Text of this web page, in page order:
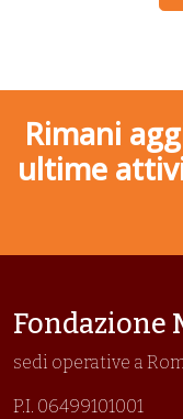
Rimani
ultime
Fondazione
sedi operative a
P.I. 06499101001